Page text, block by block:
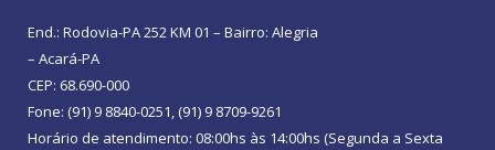
End.: Rodovia-PA 252 KM 01 – Bairro: Alegria
– Acará-PA
CEP: 68.690-000
Fone: (91) 9 8840-0251, (91) 9 8709-9261
Horário de atendimento: 08:00hs às 14:00hs (Segunda a Sexta